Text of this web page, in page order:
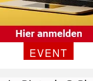
EVENT